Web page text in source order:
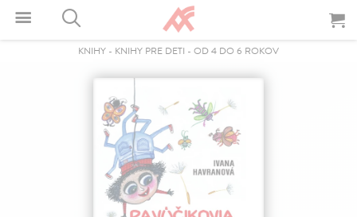
KNIHY - KNIHY PRE DETI - OD 4 DO 6 ROKOV